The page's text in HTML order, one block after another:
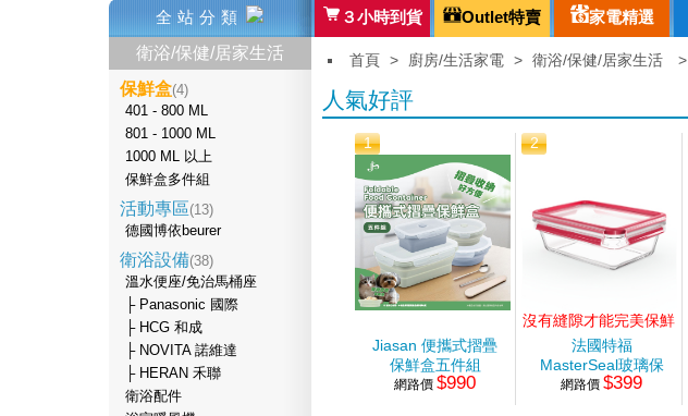
全站分類 ３小時到貨 Outlet特賣 家電精選
衛浴/保健/居家生活
保鮮盒(4)
401 - 800 ML
801 - 1000 ML
1000 ML 以上
保鮮盒多件組
活動專區(13)
德國博依beurer
衛浴設備(38)
溫水便座/免治馬桶座
├ Panasonic 國際
├ HCG 和成
├ NOVITA 諾維達
├ HERAN 禾聯
衛浴配件
首頁 > 廚房/生活家電 > 衛浴/保健/居家生活 >
人氣好評
1
Jiasan 便攜式摺疊
保鮮盒五件組
網路價$990
2
沒有縫隙才能完美保鮮
法國特福
MasterSeal玻璃保
鮮盒1.3L
網路價$399